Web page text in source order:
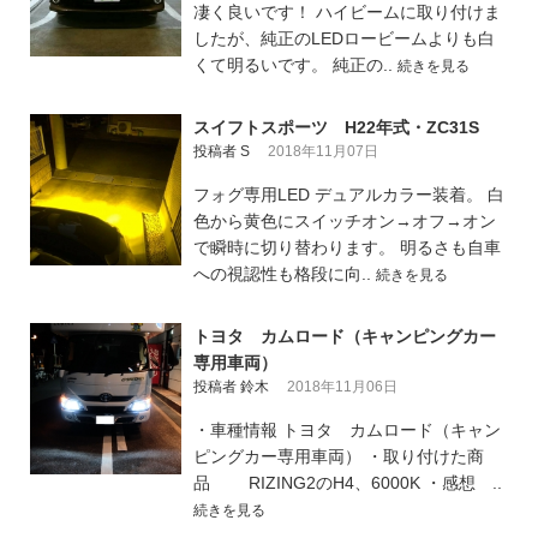
凄く良いです！ ハイビームに取り付けま
したが、純正のLEDロービームよりも白
くて明るいです。 純正の.. 続きを見る
スイフトスポーツ H22年式・ZC31S
投稿者 S 2018年11月07日
フォグ専用LED デュアルカラー装着。 白
色から黄色にスイッチオン→オフ→オン
で瞬時に切り替わります。 明るさも自車
への視認性も格段に向.. 続きを見る
トヨタ カムロード（キャンピングカー
専用車両）
投稿者 鈴木 2018年11月06日
・車種情報 トヨタ カムロード（キャン
ピングカー専用車両） ・取り付けた商
品 RIZING2のH4、6000K ・感想 ..
続きを見る